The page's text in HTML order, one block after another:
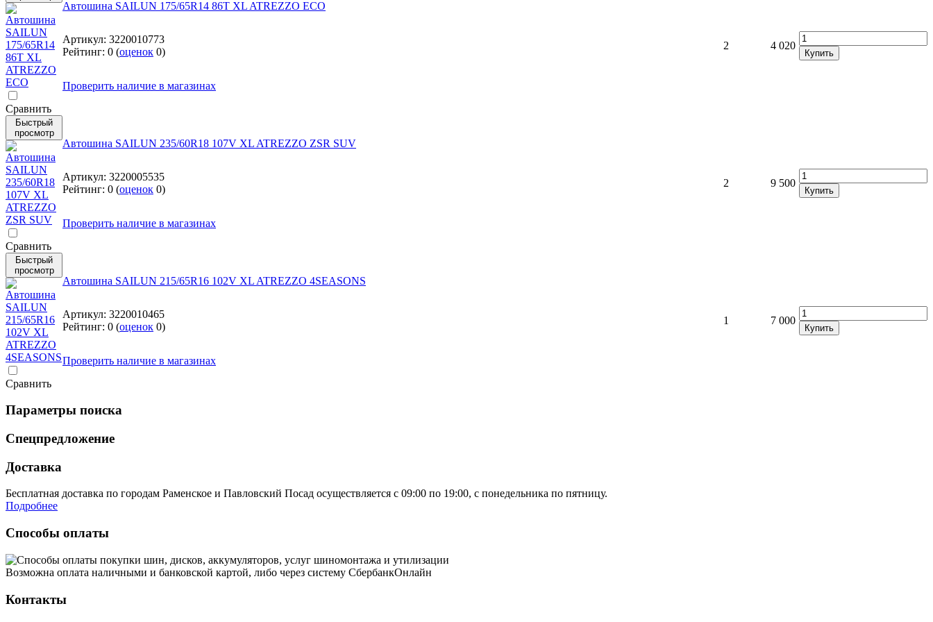
Cравнить
Автошина SAILUN 175/65R14 86T XL ATREZZO ECO
Артикул: 3220010773
Рейтинг: 0 (оценок 0)
2 4 020
Купить
Проверить наличие в магазинах
Быстрый
просмотр
Cравнить
Автошина SAILUN 235/60R18 107V XL ATREZZO ZSR SUV
Артикул: 3220005535
Рейтинг: 0 (оценок 0)
2 9 500
Купить
Проверить наличие в магазинах
Быстрый
просмотр
Cравнить
Автошина SAILUN 215/65R16 102V XL ATREZZO 4SEASONS
Артикул: 3220010465
Рейтинг: 0 (оценок 0)
1 7 000
Купить
Проверить наличие в магазинах
Параметры поиска
Спецпредложение
Доставка
Бесплатная доставка по городам Раменское и Павловский Посад осуществляется с 09:00 по 19:00, с понедельника по пятницу.
Подробнее
Способы оплаты
Возможна оплата наличными и банковской картой, либо через систему СбербанкОнлайн
Контакты